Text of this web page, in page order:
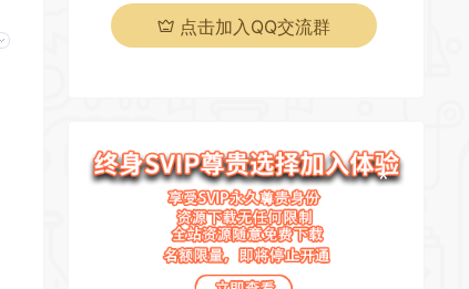
点击加入QQ交流群
*
*
*